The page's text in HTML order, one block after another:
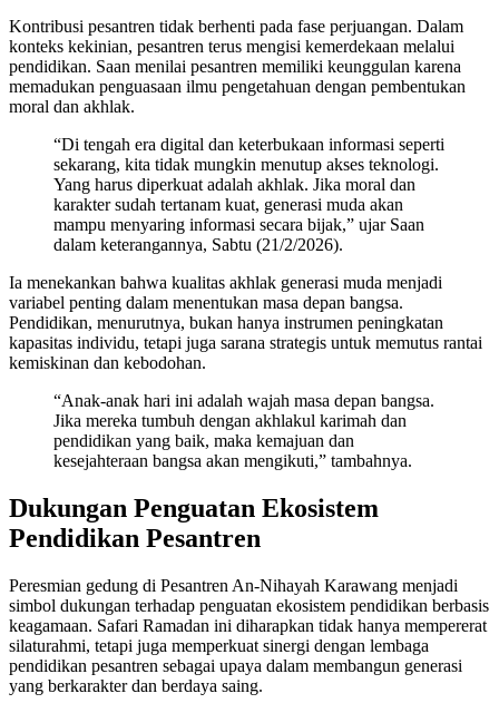
Kontribusi pesantren tidak berhenti pada fase perjuangan. Dalam
konteks kekinian, pesantren terus mengisi kemerdekaan melalui
pendidikan. Saan menilai pesantren memiliki keunggulan karena
memadukan penguasaan ilmu pengetahuan dengan pembentukan
moral dan akhlak.
“Di tengah era digital dan keterbukaan informasi seperti
sekarang, kita tidak mungkin menutup akses teknologi.
Yang harus diperkuat adalah akhlak. Jika moral dan
karakter sudah tertanam kuat, generasi muda akan
mampu menyaring informasi secara bijak,” ujar Saan
dalam keterangannya, Sabtu (21/2/2026).
Ia menekankan bahwa kualitas akhlak generasi muda menjadi
variabel penting dalam menentukan masa depan bangsa.
Pendidikan, menurutnya, bukan hanya instrumen peningkatan
kapasitas individu, tetapi juga sarana strategis untuk memutus rantai
kemiskinan dan kebodohan.
“Anak-anak hari ini adalah wajah masa depan bangsa.
Jika mereka tumbuh dengan akhlakul karimah dan
pendidikan yang baik, maka kemajuan dan
kesejahteraan bangsa akan mengikuti,” tambahnya.
Dukungan Penguatan Ekosistem
Pendidikan Pesantren
Peresmian gedung di Pesantren An-Nihayah Karawang menjadi
simbol dukungan terhadap penguatan ekosistem pendidikan berbasis
keagamaan. Safari Ramadan ini diharapkan tidak hanya mempererat
silaturahmi, tetapi juga memperkuat sinergi dengan lembaga
pendidikan pesantren sebagai upaya dalam membangun generasi
yang berkarakter dan berdaya saing.